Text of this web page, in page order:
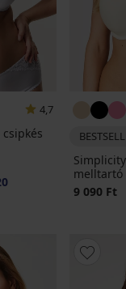
4,7
melltartó
9 090 Ft